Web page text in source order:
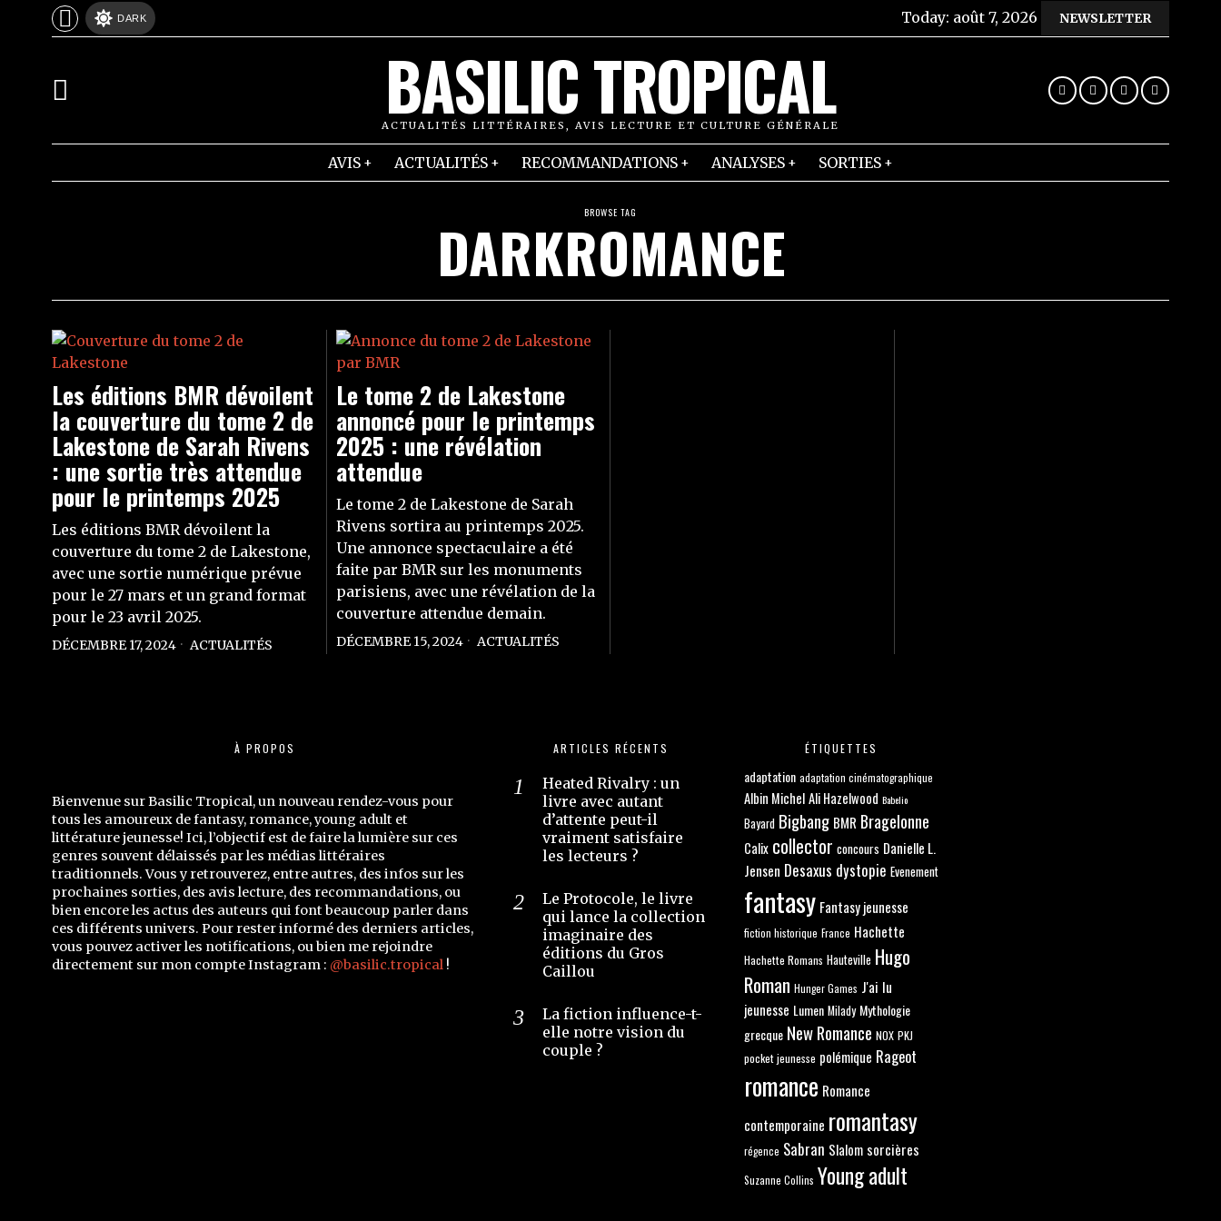
DARK Today: août 7, 2026 NEWSLETTER
BASILIC TROPICAL
ACTUALITÉS LITTÉRAIRES, AVIS LECTURE ET CULTURE GÉNÉRALE
AVIS ACTUALITÉS RECOMMANDATIONS ANALYSES SORTIES
BROWSE TAG
DARKROMANCE
Les éditions BMR dévoilent
la couverture du tome 2 de
Lakestone de Sarah Rivens
: une sortie très attendue
pour le printemps 2025
Les éditions BMR dévoilent la
couverture du tome 2 de Lakestone,
avec une sortie numérique prévue
pour le 27 mars et un grand format
pour le 23 avril 2025.
DÉCEMBRE 17, 2024 ACTUALITÉS
Le tome 2 de Lakestone
annoncé pour le printemps
2025 : une révélation
attendue
Le tome 2 de Lakestone de Sarah
Rivens sortira au printemps 2025.
Une annonce spectaculaire a été
faite par BMR sur les monuments
parisiens, avec une révélation de la
couverture attendue demain.
DÉCEMBRE 15, 2024 ACTUALITÉS
À PROPOS
Bienvenue sur Basilic Tropical, un nouveau rendez-vous pour
tous les amoureux de fantasy, romance, young adult et
littérature jeunesse! Ici, l’objectif est de faire la lumière sur ces
genres souvent délaissés par les médias littéraires
traditionnels. Vous y retrouverez, entre autres, des infos sur les
prochaines sorties, des avis lecture, des recommandations, ou
bien encore les actus des auteurs qui font beaucoup parler dans
ces différents univers. Pour rester informé des derniers articles,
vous pouvez activer les notifications, ou bien me rejoindre
directement sur mon compte Instagram : @basilic.tropical !
ARTICLES RÉCENTS
Heated Rivalry : un
livre avec autant
d’attente peut-il
vraiment satisfaire
les lecteurs ?
Le Protocole, le livre
qui lance la collection
imaginaire des
éditions du Gros
Caillou
La fiction influence-t-
elle notre vision du
couple ?
ÉTIQUETTES
adaptation adaptation cinématographique
Albin MichelAli Hazelwood Babelio
Bayard Bigbang BMR Bragelonne
Calix collector concours Danielle L.
Jensen Desaxus dystopie Evenement
fantasy Fantasy jeunesse
fiction historique France Hachette
Hachette Romans Hauteville Hugo
Roman Hunger Games J'ai lu
jeunesse Lumen Milady Mythologie
grecque New Romance NOX PKJ
pocket jeunesse polémique Rageot
romance Romance
contemporaine romantasy
régence Sabran Slalom sorcières
Suzanne Collins Young adult